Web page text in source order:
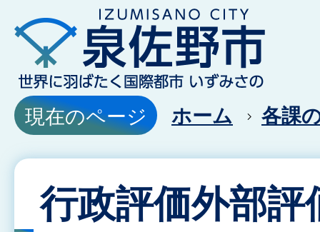
現在のページ ホーム 各課
行政評価外部評